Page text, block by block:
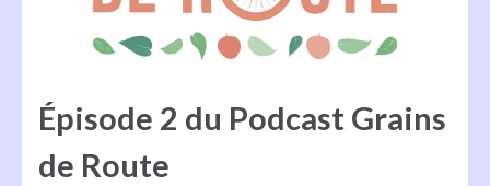
Épisode 2 du Podcast Grains
de Route